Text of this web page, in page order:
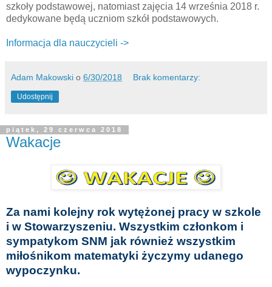
szkoły podstawowej, natomiast zajęcia 14 września 2018 r.
dedykowane będą uczniom szkół podstawowych.
Informacja dla nauczycieli ->
Adam Makowski o 6/30/2018 Brak komentarzy:
Udostępnij
piątek, 29 czerwca 2018
Wakacje
Za nami kolejny rok wytężonej pracy w szkole
i w Stowarzyszeniu. Wszystkim członkom i
sympatykom SNM jak również wszystkim
miłośnikom matematyki życzymy udanego
wypoczynku.